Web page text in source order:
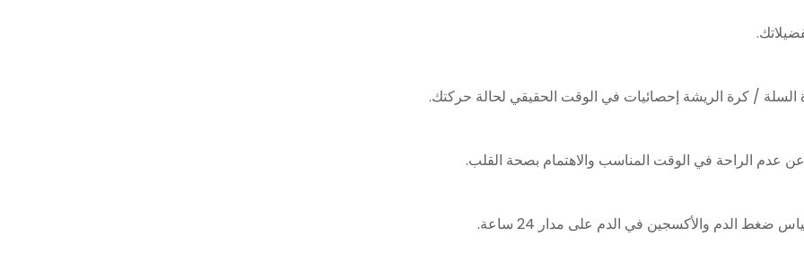
/ كرة الريشة إحصائيات في الوقت الحقيقي لحالة حركتك.
عدم الراحة في الوقت المناسب والاهتمام بصحة القلب.
الدم والأكسجين في الدم على مدار 24 ساعة.